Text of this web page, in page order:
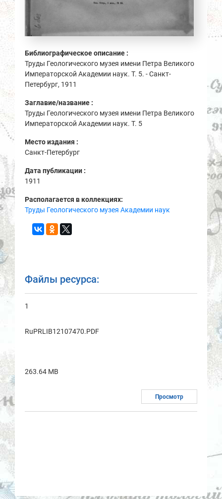
Библиографическое описание :
Труды Геологического музея имени Петра Великого
Императорской Академии наук. Т. 5. - Санкт-
Петербург, 1911
Заглавие/название :
Труды Геологического музея имени Петра Великого
Императорской Академии наук. Т. 5
Место издания :
Санкт-Петербург
Дата публикации :
1911
Располагается в коллекциях:
Труды Геологического музея Академии наук
Файлы ресурса:
1
RuPRLIB12107470.PDF
263.64 MB
Просмотр